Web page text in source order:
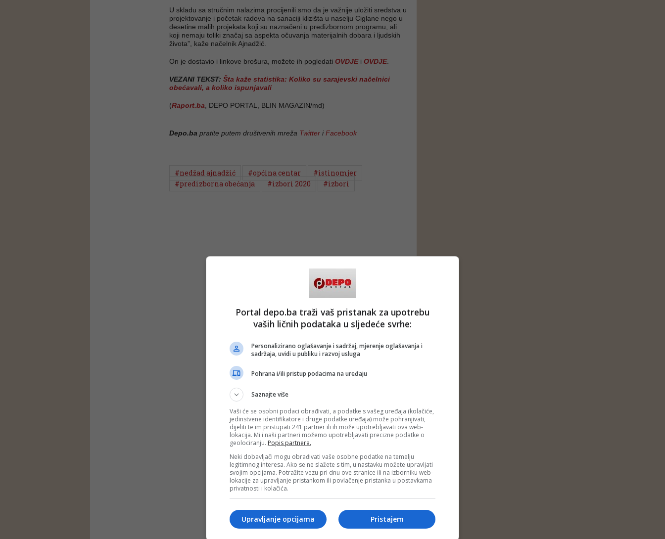
U skladu sa stručnim nalazima procijenili smo da je važnije uložiti sredstva u
projektovanje i početak radova na sanaciji klizišta u naselju Ciglane nego u
desetine malih projekata koji su naznačeni u predizbornom programu, ali
koji nemaju toliki značaj sa aspekta očuvanja materijalnih dobara i ljudskih
života”, kaže načelnik Ajnadžić.
On je dostavio i linkove brošura, možete ih pogledati OVDJEi OVDJE.
VEZANI TEKST: Šta kaže statistika: Koliko su sarajevski načelnici
obećavali, a koliko ispunjavali
(Raport.ba , DEPO PORTAL, BLIN MAGAZIN/md)
Depo.ba pratite putem društvenih mreža Twitter iFacebook
#nedžad ajnadžić #općina centar
#istinomjer
#predizborna obećanja
#izbori 2020 #izbori
Portal depo.ba traži vaš pristanak za upotrebu
vaših ličnih podataka u sljedeće svrhe:
Personalizirano oglašavanje i sadržaj, mjerenje oglašavanja i
sadržaja, uvidi u publiku i razvoj usluga
Pohrana i/ili pristup podacima na uređaju
Saznajte više
Vaši će se osobni podaci obrađivati, a podatke s vašeg uređaja (kolačiće,
jedinstvene identifikatore i druge podatke uređaja) može pohranjivati,
dijeliti te im pristupati 241 partner ili ih može upotrebljavati ova web-
lokacija. Mi i naši partneri možemo upotrebljavati precizne podatke o
geolociranju. Popis partnera.
Neki dobavljači mogu obrađivati vaše osobne podatke na temelju
legitimnog interesa. Ako se ne slažete s tim, u nastavku možete upravljati
svojim opcijama. Potražite vezu pri dnu ove stranice ili na izborniku web-
lokacije za upravljanje pristankom ili povlačenje pristanka u postavkama
privatnosti i kolačića.
Pristajem
Upravljanje opcijama